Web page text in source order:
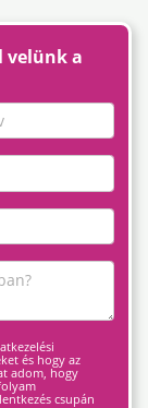
velünk a
és hogy az
adom, hogy
csupán